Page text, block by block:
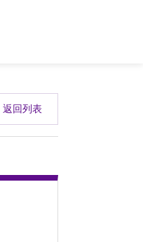
返回列表